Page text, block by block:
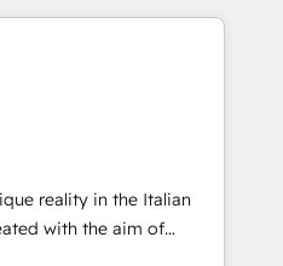
Cebra’s experts help
with impact.
is more than just
That’s why we lean
them into thoughtful
actually make a
reality in the Italian
with the aim of
at the center by